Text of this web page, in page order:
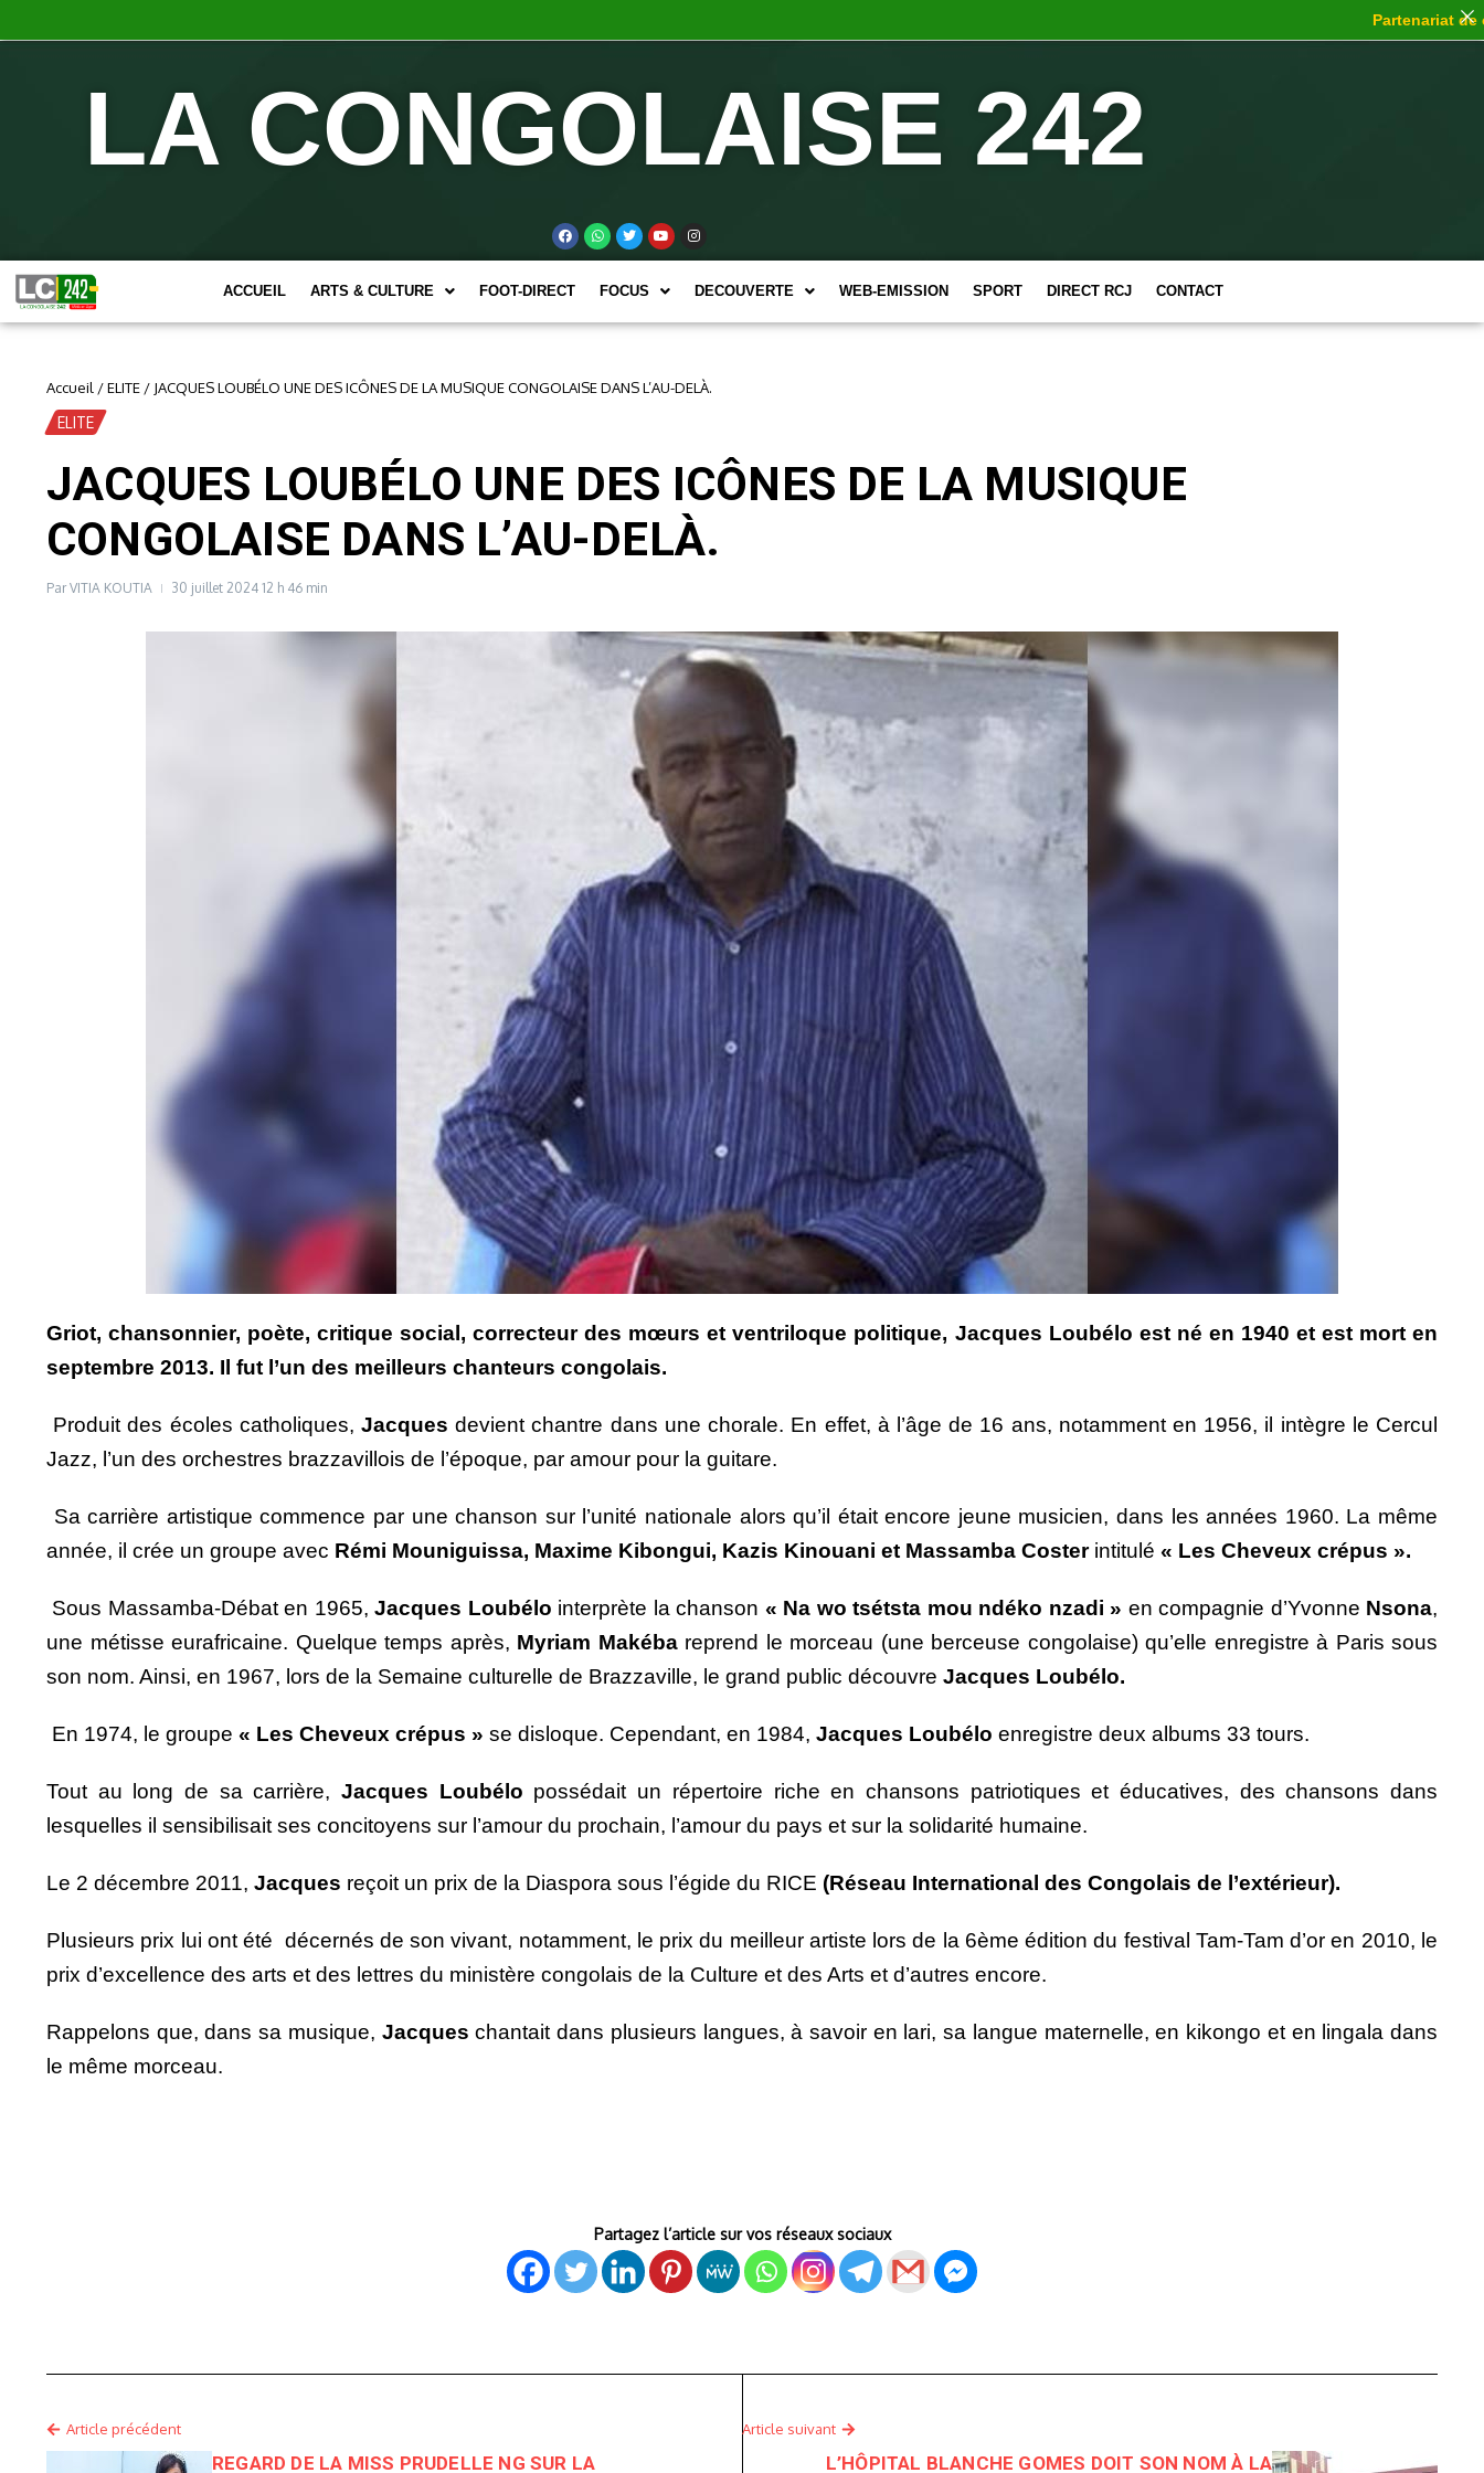
LA CONGOLAISE 242
ACCUEIL ARTS & CULTURE FOOT-DIRECT FOCUS DECOUVERTE WEB-EMISSION SPORT DIRECT RCJ CONTACT
Accueil /ELITE / JACQUES LOUBÉLO UNE DES ICÔNES DE LA MUSIQUE CONGOLAISE DANS L’AU-DELÀ.
ELITE
JACQUES LOUBÉLO UNE DES ICÔNES DE LA MUSIQUE
CONGOLAISE DANS L’AU-DELÀ.
ParVITIA KOUTIA 30 juillet 2024 12 h 46 min
Griot, chansonnier, poète, critique social, correcteur des mœurs et ventriloque politique, Jacques Loubélo est né en 1940 et est mort en
septembre 2013. Il fut l’un des meilleurs chanteurs congolais.
Produit des écoles catholiques,Jacques devient chantre dans une chorale. En effet, à l’âge de 16 ans, notamment en 1956, il intègre le Cercul
Jazz, l’un des orchestres brazzavillois de l’époque, par amour pour la guitare.
Sa carrière artistique commence par une chanson sur l’unité nationale alors qu’il était encore jeune musicien, dans les années 1960. La même
année, il crée un groupe avec Rémi Mouniguissa, Maxime Kibongui, Kazis Kinouani et Massamba Costerintitulé « Les Cheveux crépus ».
Sous Massamba-Débat en 1965,Jacques Loubélo interprète la chanson « Na wo tsétsta mou ndéko nzadi » en compagnie d’Yvonne Nsona,
une métisse eurafricaine. Quelque temps après, Myriam Makébareprend le morceau (une berceuse congolaise) qu’elle enregistre à Paris sous
son nom. Ainsi, en 1967, lors de la Semaine culturelle de Brazzaville, le grand public découvre Jacques Loubélo.
En 1974, le groupe « Les Cheveux crépus » se disloque. Cependant, en 1984, Jacques Loubélo enregistre deux albums 33 tours.
Tout au long de sa carrière,Jacques Loubélo possédait un répertoire riche en chansons patriotiques et éducatives, des chansons dans
lesquelles il sensibilisait ses concitoyens sur l’amour du prochain, l’amour du pays et sur la solidarité humaine.
Le 2 décembre 2011, Jacques reçoit un prix de la Diaspora sous l’égide du RICE (Réseau International des Congolais de l’extérieur).
Plusieurs prix lui ont été décernés de son vivant, notamment, le prix du meilleur artiste lors de la 6ème édition du festival Tam-Tam d’or en 2010, le
prix d’excellence des arts et des lettres du ministère congolais de la Culture et des Arts et d’autres encore.
Rappelons que, dans sa musique, Jacques chantait dans plusieurs langues, à savoir en lari, sa langue maternelle, en kikongo et en lingala dans
le même morceau.
Partagez l’article sur vos réseaux sociaux
Article précédent
REGARD DE LA MISS PRUDELLE NG SUR LA
Article suivant
L’HÔPITAL BLANCHE GOMES DOIT SON NOM À LA
Partenariat de choc